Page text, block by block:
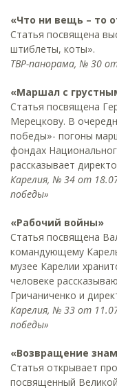
«Что ни вещь – то
Статья посвящена
штиблеты, коты».
ТВР-панорама, № 30
«Маршал с
Статья посвящена
Мерецкову. В
победы»- погоны
фондах
рассказывает
Карелия, № 34 от
победы»
«Рабочий войны»
Статья посвящена
командующему
музее Карелии
человеке
Гричаниченко и
Карелия, № 33 от
победы»
«Возвращение
Статья открывает
посвященный